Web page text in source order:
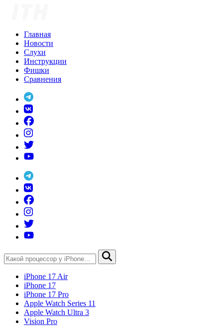
Главная
Новости
Слухи
Инструкции
Фишки
Сравнения
iPhone 17 Air
iPhone 17
iPhone 17 Pro
Apple Watch Series 11
Apple Watch Ultra 3
Vision Pro